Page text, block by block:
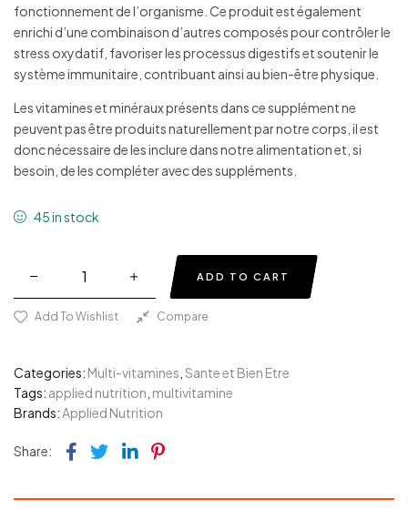
fonctionnement de l’organisme. Ce produit est également
enrichi d’une combinaison d’autres composés pour contrôler le
stress oxydatif, favoriser les processus digestifs et soutenir le
système immunitaire, contribuant ainsi au bien-être physique.
Les vitamines et minéraux présents dans ce supplément ne
peuvent pas être produits naturellement par notre corps, il est
donc nécessaire de les inclure dans notre alimentation et, si
besoin, de les compléter avec des suppléments.
45 in stock
ADD TO CART
Add To Wishlist Compare
Categories: Multi-vitamines Sante et Bien Etre
Tags: applied nutrition multivitamine
Brands:Applied Nutrition
Share: Facebook
TwitterLinkedin
Pinterest